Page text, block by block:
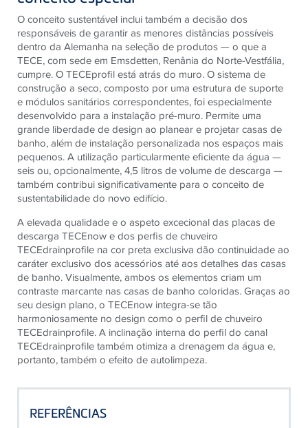
O conceito sustentável inclui também a decisão dos
responsáveis ​​de garantir as menores distâncias possíveis
dentro da Alemanha na seleção de produtos — o que a
TECE, com sede em Emsdetten, Renânia do Norte-Vestfália,
cumpre. O TECEprofil está atrás do muro. O sistema de
construção a seco, composto por uma estrutura de suporte
e módulos sanitários correspondentes, foi especialmente
desenvolvido para a instalação pré-muro. Permite uma
grande liberdade de design ao planear e projetar casas de
banho, além de instalação personalizada nos espaços mais
pequenos. A utilização particularmente eficiente da água —
seis ou, opcionalmente, 4,5 litros de volume de descarga —
também contribui significativamente para o conceito de
sustentabilidade do novo edifício.
A elevada qualidade e o aspeto excecional das placas de
descarga TECEnow e dos perfis de chuveiro
TECEdrainprofile na cor preta exclusiva dão continuidade ao
caráter exclusivo dos acessórios até aos detalhes das casas
de banho. Visualmente, ambos os elementos criam um
contraste marcante nas casas de banho coloridas. Graças ao
seu design plano, o TECEnow integra-se tão
harmoniosamente no design como o perfil de chuveiro
TECEdrainprofile. A inclinação interna do perfil do canal
TECEdrainprofile também otimiza a drenagem da água e,
portanto, também o efeito de autolimpeza.
REFERÊNCIAS